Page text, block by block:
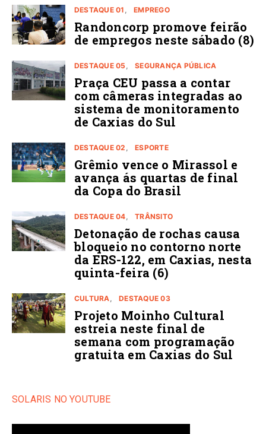
DESTAQUE 01 EMPREGO
Randoncorp promove feirão
de empregos neste sábado (8)
DESTAQUE 05 SEGURANÇA PÚBLICA
Praça CEU passa a contar
com câmeras integradas ao
sistema de monitoramento
de Caxias do Sul
DESTAQUE 02 ESPORTE
Grêmio vence o Mirassol e
avança ás quartas de final
da Copa do Brasil
DESTAQUE 04 TRÂNSITO
Detonação de rochas causa
bloqueio no contorno norte
da ERS-122, em Caxias, nesta
quinta-feira (6)
CULTURA DESTAQUE 03
Projeto Moinho Cultural
estreia neste final de
semana com programação
gratuita em Caxias do Sul
SOLARIS NO YOUTUBE